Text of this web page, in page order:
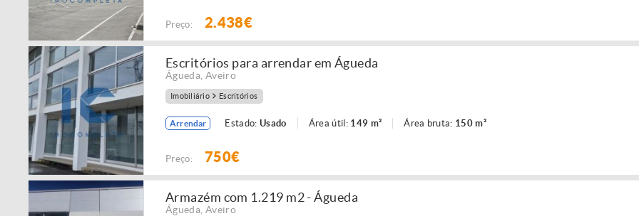
Preço: 2.438€
Escritórios para arrendar em Águeda
Águeda Aveiro
Imobiliário Escritórios
Arrendar Estado:Usado Área útil: 149 m² Área bruta: 150 m²
Preço: 750€
Armazém com 1.219 m2 - Águeda
Águeda Aveiro